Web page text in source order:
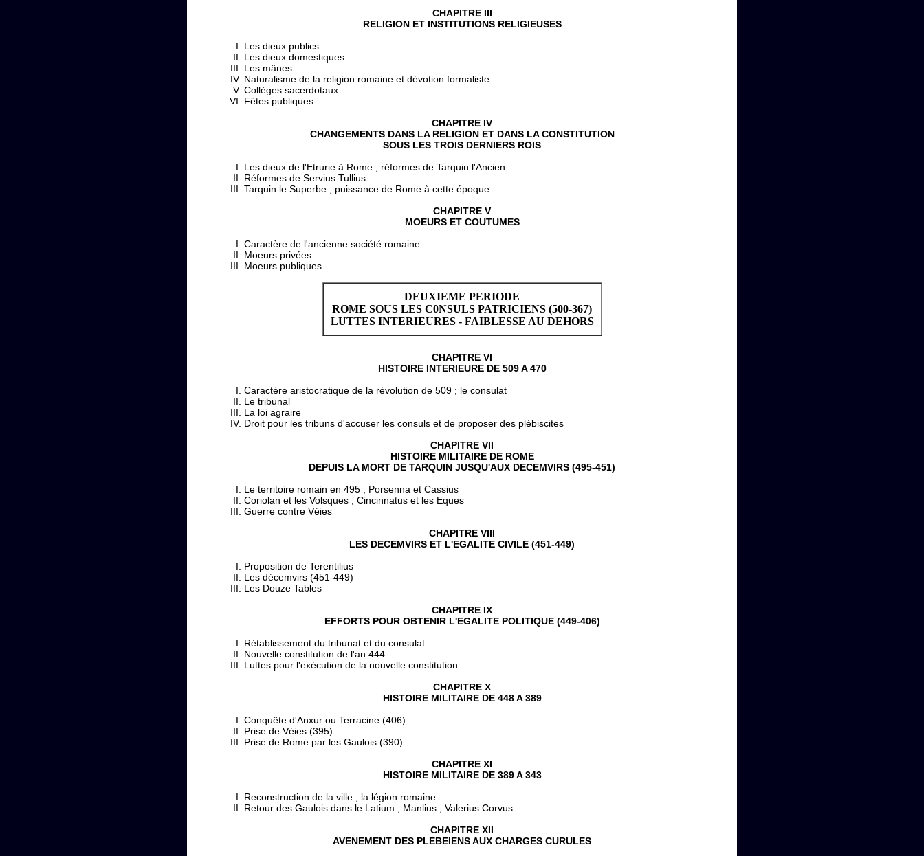
CHAPITRE III
RELIGION ET INSTITUTIONS RELIGIEUSES
Les dieux publics
Les dieux domestiques
Les mânes
Naturalisme de la religion romaine et dévotion formaliste
Collèges sacerdotaux
Fêtes publiques
CHAPITRE IV
CHANGEMENTS DANS LA RELIGION ET DANS LA CONSTITUTION
SOUS LES TROIS DERNIERS ROIS
Les dieux de l'Etrurie à Rome ; réformes de Tarquin l'Ancien
Réformes de Servius Tullius
Tarquin le Superbe ; puissance de Rome à cette époque
CHAPITRE V
MOEURS ET COUTUMES
Caractère de l'ancienne société romaine
Moeurs privées
Moeurs publiques
DEUXIEME PERIODE
ROME SOUS LES C0NSULS PATRICIENS (500-367)
LUTTES INTERIEURES - FAIBLESSE AU DEHORS
CHAPITRE VI
HISTOIRE INTERIEURE DE 509 A 470
Caractère aristocratique de la révolution de 509 ; le consulat
Le tribunal
La loi agraire
Droit pour les tribuns d'accuser les consuls et de proposer des plébiscites
CHAPITRE VII
HISTOIRE MILITAIRE DE ROME
DEPUIS LA MORT DE TARQUIN JUSQU'AUX DECEMVIRS (495-451)
Le territoire romain en 495 ; Porsenna et Cassius
Coriolan et les Volsques ; Cincinnatus et les Eques
Guerre contre Véies
CHAPITRE VIII
LES DECEMVIRS ET L'EGALITE CIVILE (451-449)
Proposition de Terentilius
Les décemvirs (451-449)
Les Douze Tables
CHAPITRE IX
EFFORTS POUR OBTENIR L'EGALITE POLITIQUE (449-406)
Rétablissement du tribunat et du consulat
Nouvelle constitution de l'an 444
Luttes pour l'exécution de la nouvelle constitution
CHAPITRE X
HISTOIRE MILITAIRE DE 448 A 389
Conquête d'Anxur ou Terracine (406)
Prise de Véies (395)
Prise de Rome par les Gaulois (390)
CHAPITRE XI
HISTOIRE MILITAIRE DE 389 A 343
Reconstruction de la ville ; la légion romaine
Retour des Gaulois dans le Latium ; Manlius ; Valerius Corvus
CHAPITRE XII
AVENEMENT DES PLEBEIENS AUX CHARGES CURULES